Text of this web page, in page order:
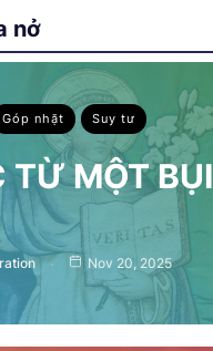
nở
Góp nhặt Suy tư
TỪ MỘT BỤI
Nov 20, 2025